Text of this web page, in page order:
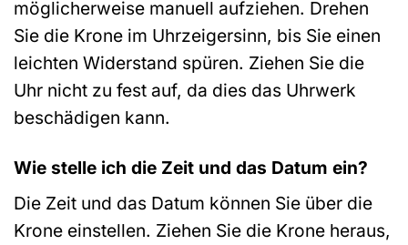
möglicherweise manuell aufziehen. Drehen
Sie die Krone im Uhrzeigersinn, bis Sie einen
leichten Widerstand spüren. Ziehen Sie die
Uhr nicht zu fest auf, da dies das Uhrwerk
beschädigen kann.
Wie stelle ich die Zeit und das Datum ein?
Die Zeit und das Datum können Sie über die
Krone einstellen. Ziehen Sie die Krone heraus,